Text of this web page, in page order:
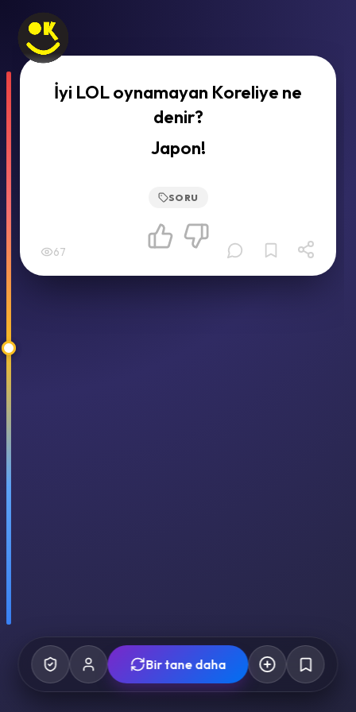
İyi LOL oynamayan Koreliye ne
denir?
Japon!
SORU
67
Bir tane daha